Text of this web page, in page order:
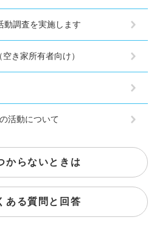
動調査を実施します
き家所有者向け）
活動について
からないときは
ある質問と回答